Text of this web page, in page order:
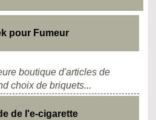
pour Fumeur
boutique d'articles de
choix de briquets...
de l'e-cigarette